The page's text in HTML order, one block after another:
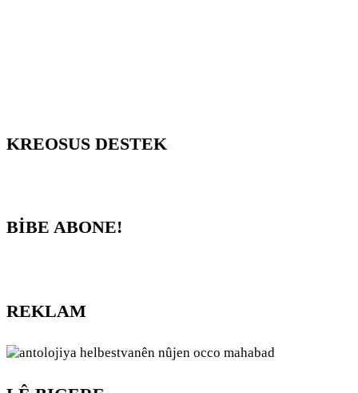
KREOSUS DESTEK
BİBE ABONE!
REKLAM